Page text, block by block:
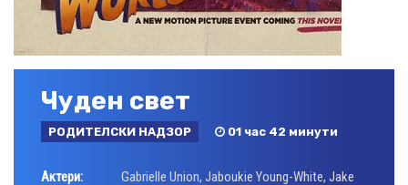
Чуден свет
РОДИТЕЛСКИ НАДЗОР 01 час 42 минути
Актери: Gabrielle Union, Jaboukie Young-White, Jake